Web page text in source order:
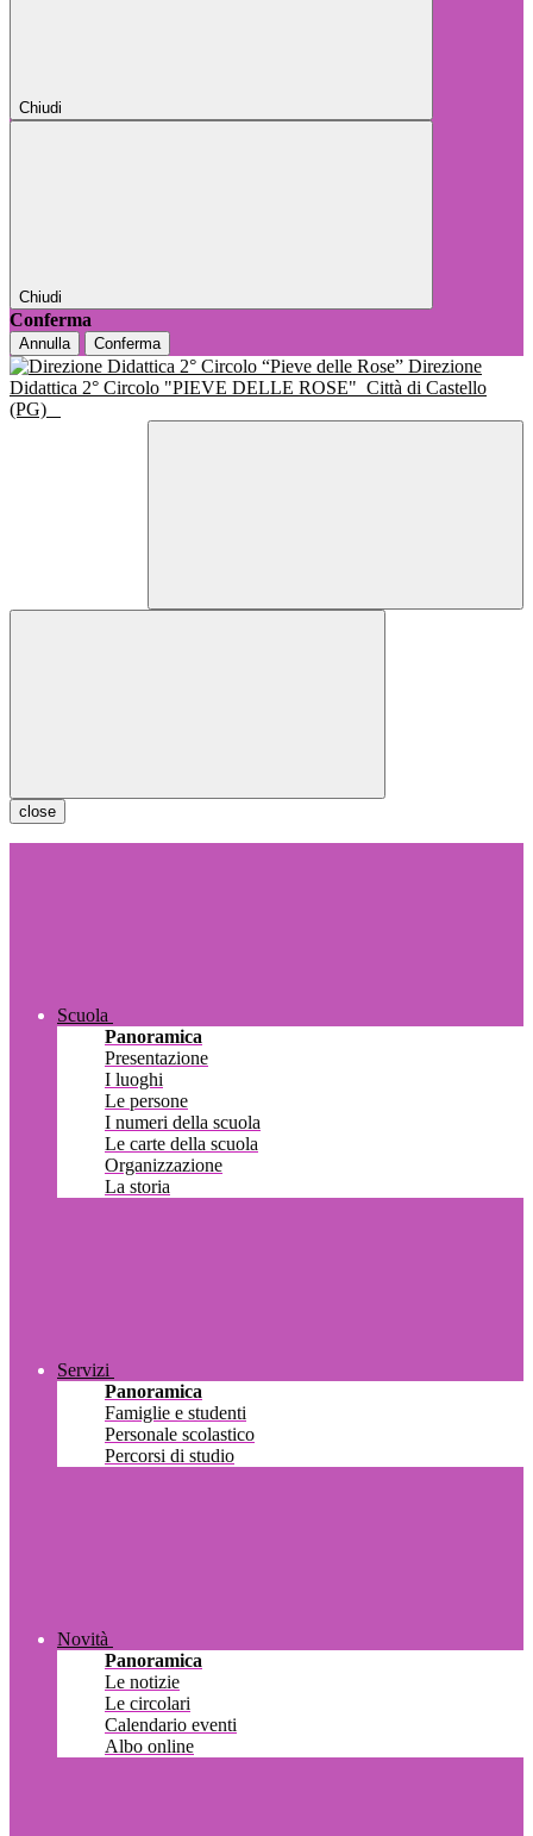
Chiudi
Chiudi
Conferma
Annulla Conferma
Direzione
Didattica 2° Circolo "PIEVE DELLE ROSE" Città di Castello
(PG)
close
Scuola
Panoramica
Presentazione
I luoghi
Le persone
I numeri della scuola
Le carte della scuola
Organizzazione
La storia
Servizi
Panoramica
Famiglie e studenti
Personale scolastico
Percorsi di studio
Novità
Panoramica
Le notizie
Le circolari
Calendario eventi
Albo online